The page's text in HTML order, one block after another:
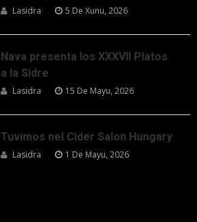
Lasidra 5 De Xunu, 2026
Nava presenta los XXXVII Platos
a la Sidre
Lasidra 15 De Mayu, 2026
Tuvimos nel Cider Salon Hungary
Lasidra 1 De Mayu, 2026